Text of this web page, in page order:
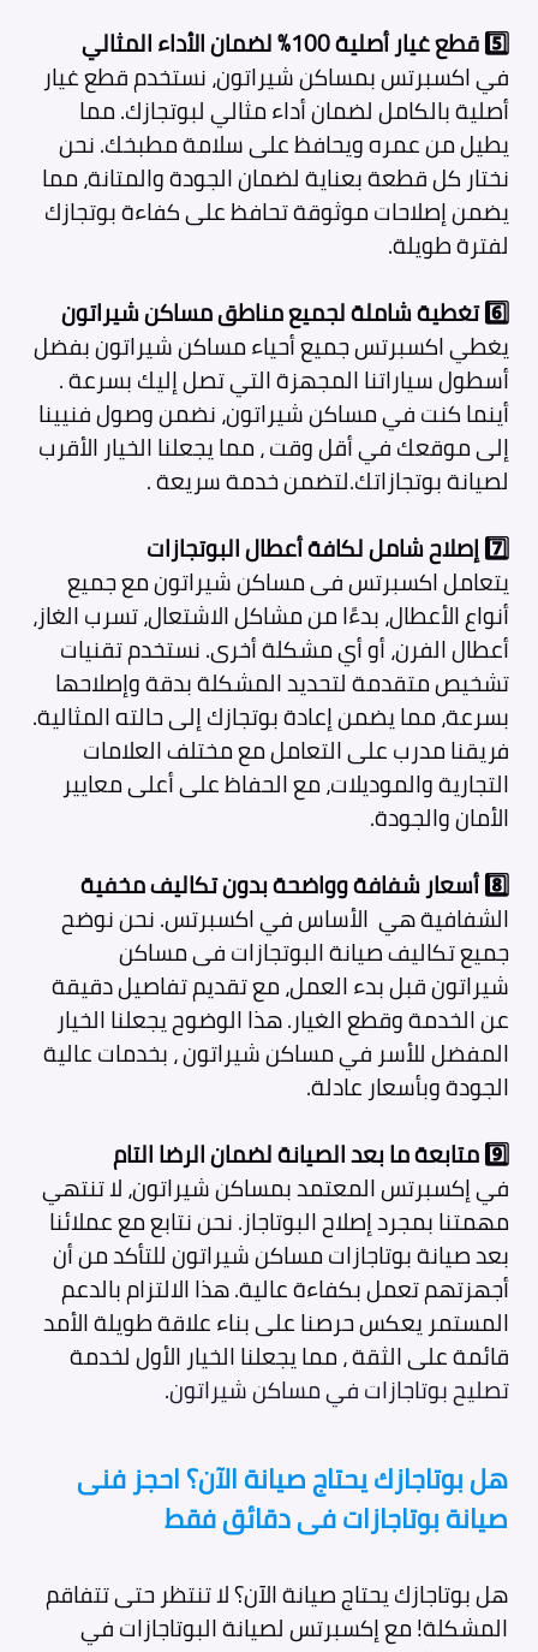
5️⃣قطع غيار أصلية 100% لضمان الأداء المثالي
في اكسبرتس بمساكن شيراتون، نستخدم قطع غيار
أصلية بالكامل لضمان أداء مثالي لبوتجازك. مما
يطيل من عمره ويحافظ على سلامة مطبخك. نحن
نختار كل قطعة بعناية لضمان الجودة والمتانة، مما
يضمن إصلاحات موثوقة تحافظ على كفاءة بوتجازك
لفترة طويلة.
6️⃣تغطية شاملة لجميع مناطق مساكن شيراتون
يغطي اكسبرتس جميع أحياء مساكن شيراتون بفضل
أسطول سياراتنا المجهزة التي تصل إليك بسرعة .
أينما كنت في مساكن شيراتون، نضمن وصول فنيينا
إلى موقعك في أقل وقت ، مما يجعلنا الخيار الأقرب
لصيانة بوتجازاتك.لتضمن خدمة سريعة .
7️⃣إصلاح شامل لكافة أعطال البوتجازات
يتعامل اكسبرتس فى مساكن شيراتونمع جميع
أنواع الأعطال، بدءًا من مشاكل الاشتعال، تسرب الغاز،
أعطال الفرن، أو أي مشكلة أخرى. نستخدم تقنيات
تشخيص متقدمة لتحديد المشكلة بدقة وإصلاحها
بسرعة، مما يضمن إعادة بوتجازك إلى حالته المثالية.
فريقنا مدرب على التعامل مع مختلف العلامات
التجارية والموديلات، مع الحفاظ على أعلى معايير
الأمان والجودة.
8️⃣أسعار شفافة وواضحة بدون تكاليف مخفية
الشفافية هي الأساس في اكسبرتس. نحن نوضح
جميع تكاليف صيانة البوتجازات فى مساكن
شيراتونقبل بدء العمل، مع تقديم تفاصيل دقيقة
عن الخدمة وقطع الغيار. هذا الوضوح يجعلنا الخيار
المفضل للأسر في مساكن شيراتون ، بخدمات عالية
الجودة وبأسعار عادلة.
9️⃣متابعة ما بعد الصيانة لضمان الرضا التام
في إكسبرتس المعتمد بمساكن شيراتون، لا تنتهي
مهمتنا بمجرد إصلاح البوتاجاز. نحن نتابع مع عملائنا
بعد صيانة بوتاجازات مساكن شيراتونللتأكد من أن
أجهزتهم تعمل بكفاءة عالية. هذا الالتزام بالدعم
المستمر يعكس حرصنا على بناء علاقة طويلة الأمد
قائمة على الثقة ، مما يجعلنا الخيار الأول لخدمة
تصليح بوتاجازات في مساكن شيراتون.
هل بوتاجازك يحتاج صيانة الآن؟ احجز فنى
صيانة بوتاجازات فى دقائق فقط
هل بوتاجازك يحتاج صيانة الآن؟ لا تنتظر حتى تتفاقم
المشكلة! مع إكسبرتس لصيانة البوتاجازات في